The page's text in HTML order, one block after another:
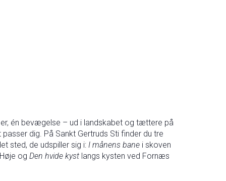
én bevægelse – ud i landskabet og tættere på
dig. På Sankt Gertruds Sti finder du tre
sted, de udspiller sig i: I månens banei skoven
og Den hvide kystlangs kysten ved Fornæs